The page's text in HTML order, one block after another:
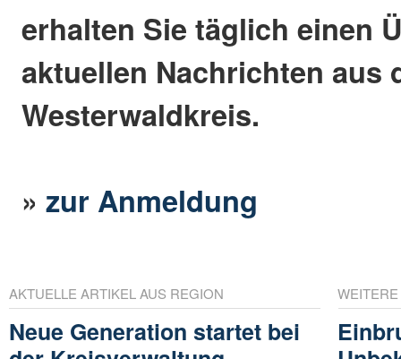
erhalten Sie täglich einen
aktuellen Nachrichten aus
Westerwaldkreis.
»zur Anmeldung
AKTUELLE ARTIKEL AUS REGION
Neue Generation startet bei